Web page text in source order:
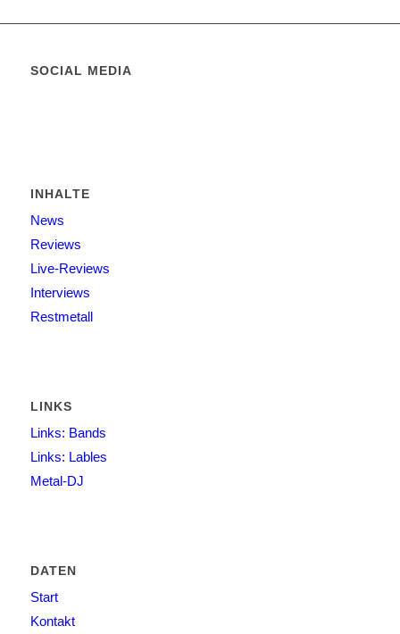
SOCIAL MEDIA
INHALTE
News
Reviews
Live-Reviews
Interviews
Restmetall
LINKS
Links: Bands
Links: Lables
Metal-DJ
DATEN
Start
Kontakt